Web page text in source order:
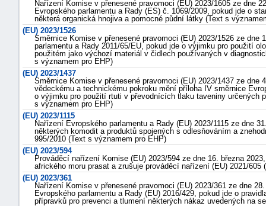
Nařízení Komise v přenesené pravomoci (EU) 2023/1605 ze dne
Evropského parlamentu a Rady (ES) č. 1069/2009, pokud jde o
některá organická hnojiva a pomocné půdní látky (Text s
(EU) 2023/1526
Směrnice Komise v přenesené pravomoci (EU) 2023/1526 ze
parlamentu a Rady 2011/65/EU, pokud jde o výjimku pro použití
použitém jako výchozí materiál v čidlech používaných v
s významem pro EHP)
(EU) 2023/1437
Směrnice Komise v přenesené pravomoci (EU) 2023/1437 ze
vědeckému a technickému pokroku mění příloha IV směrnice
o výjimku pro použití rtuti v převodnících tlaku taveniny určených
s významem pro EHP)
(EU) 2023/1115
Nařízení Evropského parlamentu a Rady (EU) 2023/1115 ze dne
některých komodit a produktů spojených s odlesňováním a
995/2010 (Text s významem pro EHP)
(EU) 2023/594
Prováděcí nařízení Komise (EU) 2023/594 ze dne 16. března
afrického moru prasat a zrušuje prováděcí nařízení (EU) 2021/605
(EU) 2023/361
Nařízení Komise v přenesené pravomoci (EU) 2023/361 ze dne
Evropského parlamentu a Rady (EU) 2016/429, pokud jde o
přípravků pro prevenci a tlumení některých nákaz uvedených na
-
náhrady